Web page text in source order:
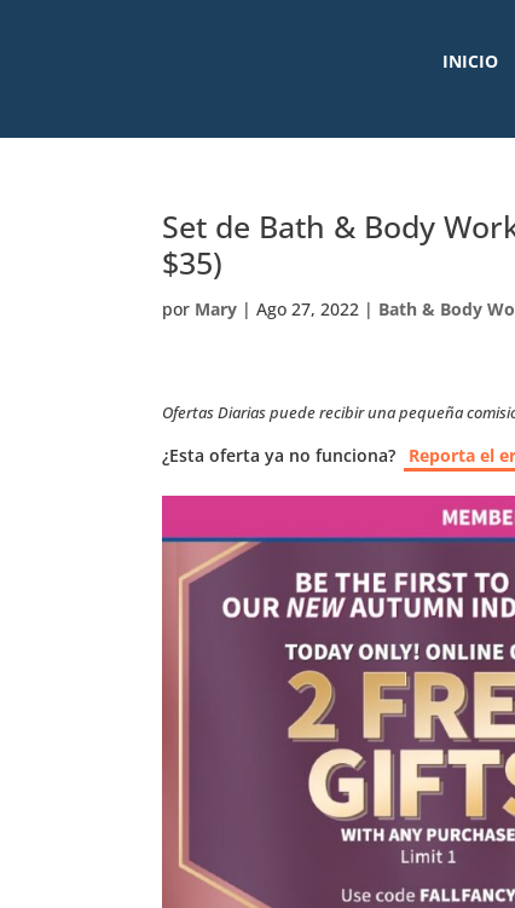
INICIO
Set de Bath & Body
$35)
por Mary |Ago 27, 2022 | Bath & Body
Ofertas Diarias puede recibir una pequeña
¿Esta oferta ya no funciona? Reporta el